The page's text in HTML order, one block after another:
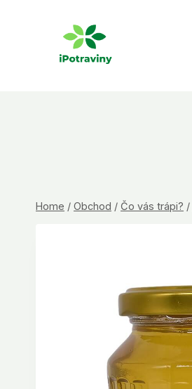
Home / Obchod / Čo vás trápi? /